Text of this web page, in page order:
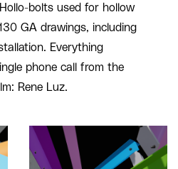
bolts used for hollow
GA drawings, including
Everything
phone call from the
Rene Luz.